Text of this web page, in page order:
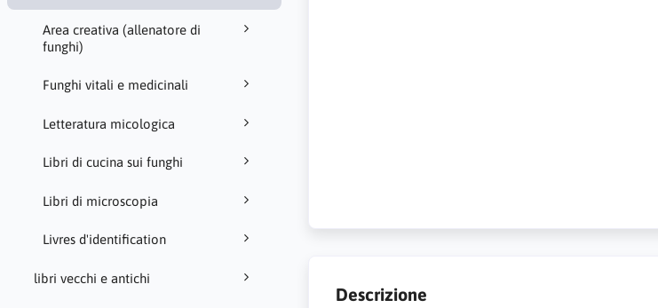
Area creativa (allenatore di
funghi)
Funghi vitali e medicinali
Letteratura micologica
Libri di cucina sui funghi
Libri di microscopia
Livres d'identification
libri vecchi e antichi
Descrizione